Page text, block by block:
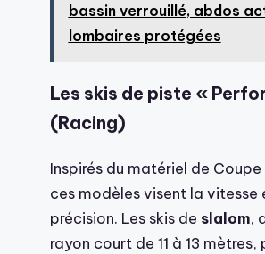
bassin verrouillé, abdos
lombaires protégées
Les skis de piste «
(Racing)
Inspirés du matériel de
ces modèles visent la vitesse
précision. Les skis de slalom,
rayon court de 11 à 13